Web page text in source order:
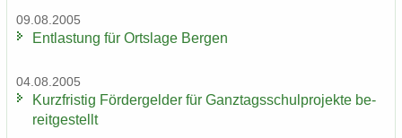
09.08.2005
Ent­las­tung für Orts­la­ge Ber­gen
04.08.2005
Kurz­fris­tig För­der­gel­der für Ganz­tags­schul­pro­jek­te be­
reit­ge­stellt